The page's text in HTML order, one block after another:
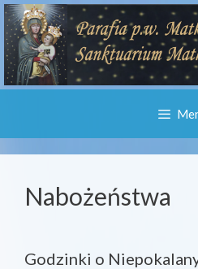
Przejdź
do
treści
Nabożeństwa
Godzinki o